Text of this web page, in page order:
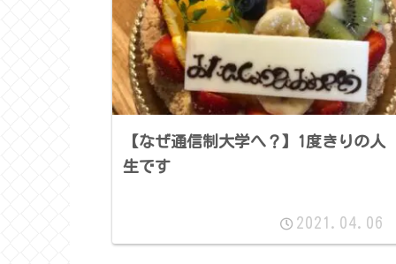
【なぜ通信制大学へ？】1度きりの人
生です
2021.04.06